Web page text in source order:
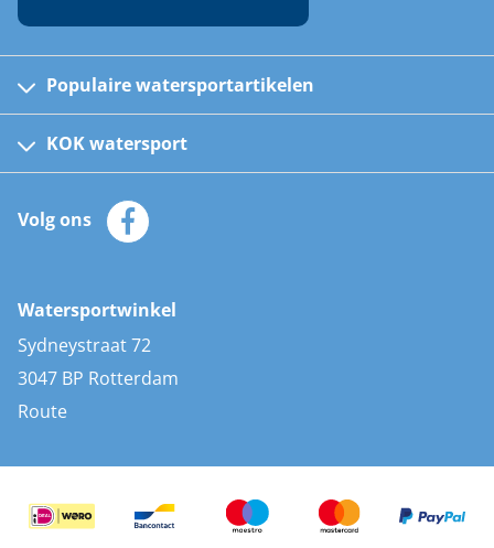
Populaire watersportartikelen
Kinder reddingsvesten
Automatische reddingsvesten
Zeilkleding
Zonnepanelen
AIS transponders
Stootwillen en fenders
Bootkussens
Zwemtrappen
KOK watersport
Klantenservice
Merken
Volg ons
Watersportwinkel
Sydneystraat 72
3047 BP Rotterdam
Route